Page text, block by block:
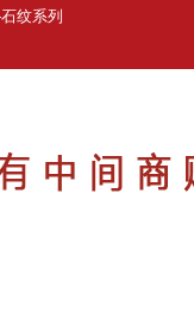
纹系列